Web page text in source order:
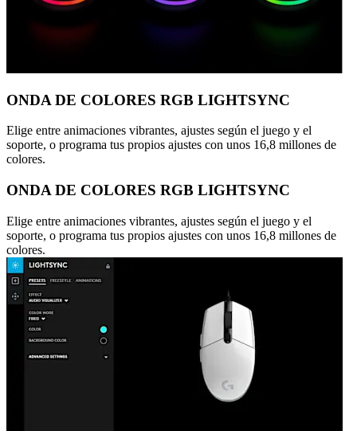
ONDA DE COLORES RGB LIGHTSYNC
Elige entre animaciones vibrantes, ajustes según el juego y el
soporte, o programa tus propios ajustes con unos 16,8 millones de
colores.
ONDA DE COLORES RGB LIGHTSYNC
Elige entre animaciones vibrantes, ajustes según el juego y el
soporte, o programa tus propios ajustes con unos 16,8 millones de
colores.